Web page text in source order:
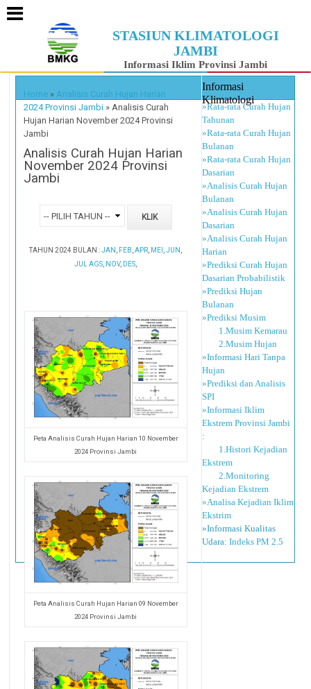
STASIUN KLIMATOLOGI
JAMBI
Informasi Iklim Provinsi Jambi
Home » Analisis Curah Hujan Harian
2024 Provinsi Jambi » Analisis Curah
Hujan Harian November 2024 Provinsi
Jambi
Analisis Curah Hujan Harian
November 2024 Provinsi
Jambi
TAHUN 2024 BULAN :JAN FEB ,APR MEI ,JUN
JUL
AGS NOV, DES
Peta Analisis Curah Hujan Harian 10 November
2024 Provinsi Jambi
Peta Analisis Curah Hujan Harian 09 November
2024 Provinsi Jambi
Informasi
Klimatologi
»Rata-rata Curah Hujan
Tahunan
»Rata-rata Curah Hujan
Bulanan
»Rata-rata Curah Hujan
Dasarian
»Analisis Curah Hujan
Bulanan
»Analisis Curah Hujan
Dasarian
»Analisis Curah Hujan
Harian
»Prediksi Curah Hujan
Dasarian Probabilistik
»Prediksi Hujan
Bulanan
»Prediksi Musim
1.Musim Kemarau
2.Musim Hujan
»Informasi Hari Tanpa
Hujan
»Prediksi dan Analisis
SPI
»Informasi Iklim
Ekstrem Provinsi Jambi
:
1.Histori Kejadian
Ekstrem
2.Monitoring
Kejadian Ekstrem
»Analisa Kejadian Iklim
Ekstrim
»Informasi Kualitas
Udara: Indeks PM 2.5